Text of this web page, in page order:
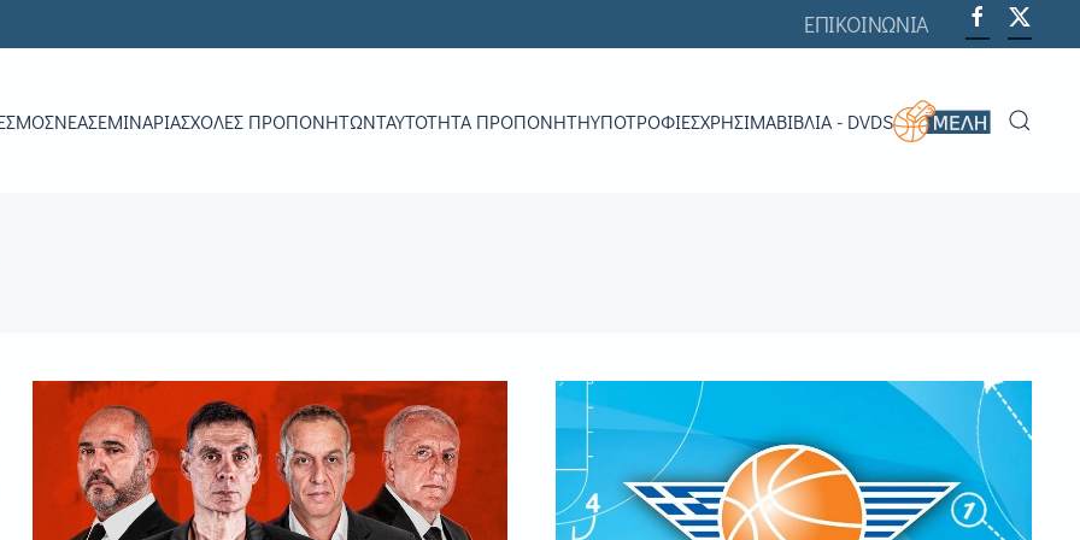
ΕΠΙΚΟΙΝΩΝΙΑ
ΝΕΑΣΕΜΙΝΆΡΙΑΣΧΟΛΈΣ ΠΡΟΠΟΝΗΤΏΝΤΑΥΤΌΤΗΤΑ ΠΡΟΠΟΝΗΤΉΥΠΟΤΡΟΦΊΕΣΧΡΗΣΙΜΑΒΙΒΛΊΑ - DVDS